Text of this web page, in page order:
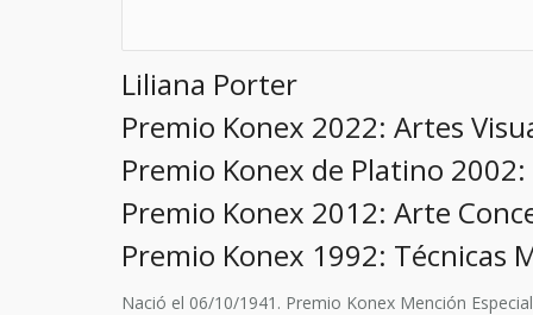
Liliana Porter
Premio Konex 2022: Artes
Premio Konex de Platino
Premio Konex 2012: Arte
Premio Konex 1992: Técnicas
Nació el 06/10/1941. Premio Konex Mención